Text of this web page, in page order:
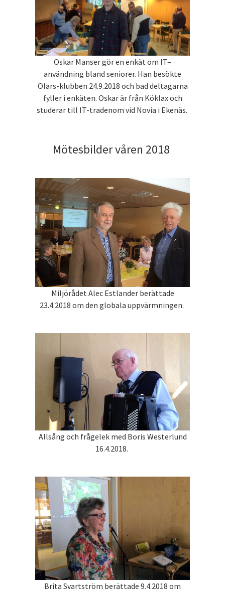
Oskar Manser gör en enkät om IT–
användning bland seniorer. Han besökte
Olars-klubben 24.9.2018 och bad deltagarna
fyller i enkäten. Oskar är från Köklax och
studerar till IT-tradenom vid Novia i Ekenäs.
Mötesbilder våren 2018
Miljörådet Alec Estlander berättade
23.4.2018 om den globala uppvärmningen.
Allsång och frågelek med Boris Westerlund
16.4.2018.
Brita Svartström berättade 9.4.2018 om